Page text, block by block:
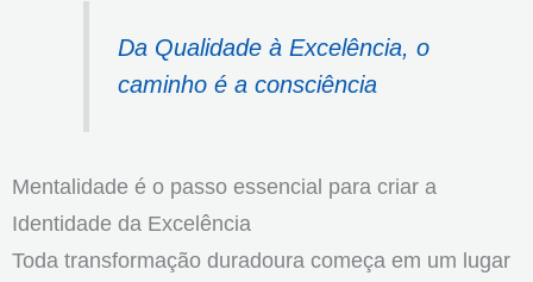
Da Qualidade à Excelência, o
caminho é a consciência
Mentalidade é o passo essencial para criar a
Identidade da Excelência
Toda transformação duradoura começa em um lugar